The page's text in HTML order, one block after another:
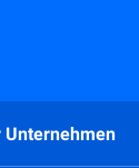
Unternehmen